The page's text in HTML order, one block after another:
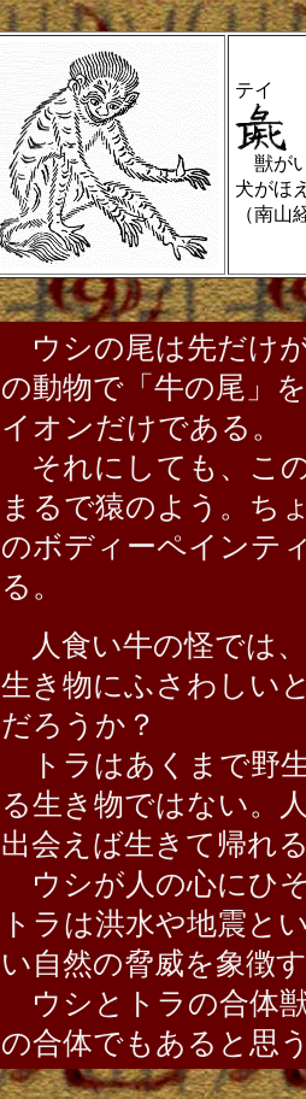
テイ
獣が
犬がほ
（南山
ウシの尾は先だけ
の動物で「牛の尾」
イオンだけである。
それにしても、こ
まるで猿のよう。ち
のボディーペインテ
る。
人食い牛の怪では
生き物にふさわしい
だろうか？
トラはあくまで野
る生き物ではない。
出会えば生きて帰れ
ウシが人の心にひ
トラは洪水や地震と
い自然の脅威を象徴
ウシとトラの合体
の合体でもあると思